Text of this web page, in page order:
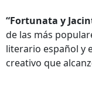
“Fortunata y
de las más
literario español y
creativo que